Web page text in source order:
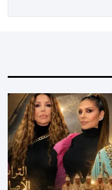
الخط التحريري